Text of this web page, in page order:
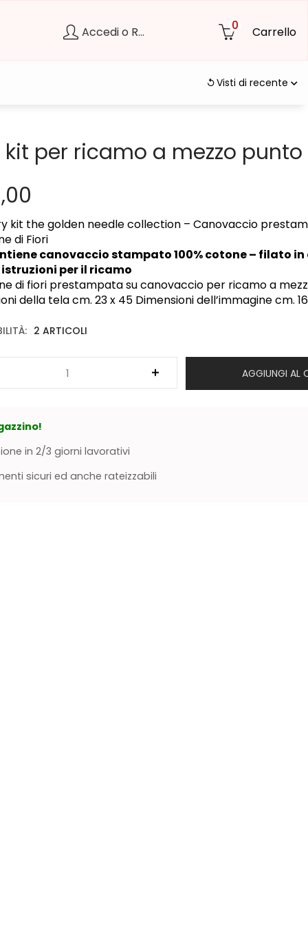
Accedi o Registrati 0 Carrello
Visti di recente
kit per ricamo a mezzo punto
kit the golden needle collection – Canovaccio
di Fiori
canovaccio stampato 100% cotone – filato
per il ricamo
di fiori prestampata su canovaccio per ricamo a
della tela cm. 23 x 45 Dimensioni dell’immagine cm.
2 ARTICOLI
AGGIUNGI AL
in 2/3 giorni lavorativi
sicuri ed anche rateizzabili